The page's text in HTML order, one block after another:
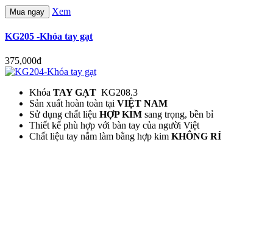
Mua ngay Xem
KG205 -Khóa tay gạt
375,000đ
Khóa TAY GẠT KG208.3
Sản xuất hoàn toàn tại VIỆT NAM
Sử dụng chất liệu HỢP KIM sang trọng, bền bỉ
Thiết kế phù hợp với bàn tay của người Việt
Chất liệu tay nắm làm bằng hợp kim KHÔNG RỈ